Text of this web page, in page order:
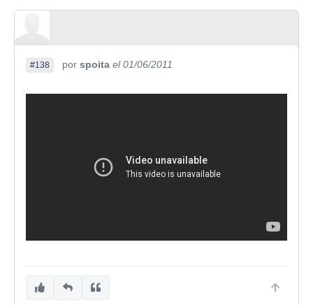
#138 por spoita el 01/06/2011